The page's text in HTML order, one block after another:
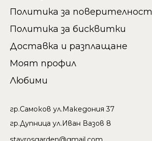
Политика за поверителност
Политика за бисквитки
Доставка и разплащане
Моят профил
Любими
гр.Самоков ул.Македония 37
гр.Дупница ул.Иван Вазов 8